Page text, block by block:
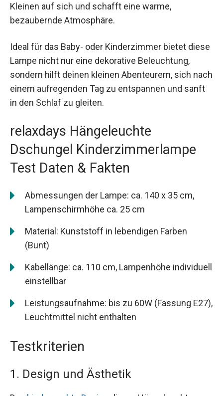
Kleinen auf sich und schafft eine warme,
bezaubernde Atmosphäre.
Ideal für das Baby- oder Kinderzimmer bietet diese
Lampe nicht nur eine dekorative Beleuchtung,
sondern hilft deinen kleinen Abenteurern, sich nach
einem aufregenden Tag zu entspannen und sanft
in den Schlaf zu gleiten.
relaxdays Hängeleuchte
Dschungel Kinderzimmerlampe
Test Daten & Fakten
Abmessungen der Lampe: ca. 140 x 35 cm,
Lampenschirmhöhe ca. 25 cm
Material: Kunststoff in lebendigen Farben
(Bunt)
Kabellänge: ca. 110 cm, Lampenhöhe individuell
einstellbar
Leistungsaufnahme: bis zu 60W (Fassung E27),
Leuchtmittel nicht enthalten
Testkriterien
1. Design und Ästhetik